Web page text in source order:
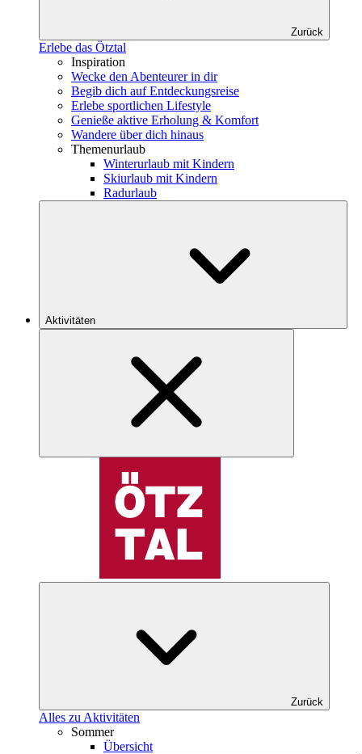
Zurück
Erlebe das Ötztal
Inspiration
Wecke den Abenteurer in dir
Begib dich auf Entdeckungsreise
Erlebe sportlichen Lifestyle
Genieße aktive Erholung & Komfort
Wandere über dich hinaus
Themenurlaub
Winterurlaub mit Kindern
Skiurlaub mit Kindern
Radurlaub
Aktivitäten
Zurück
Alles zu Aktivitäten
Sommer
Übersicht